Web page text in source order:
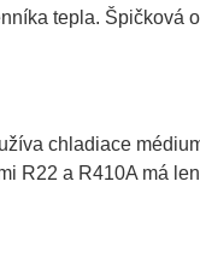
tepla. Špičková
chladiace
R22 a R410A má